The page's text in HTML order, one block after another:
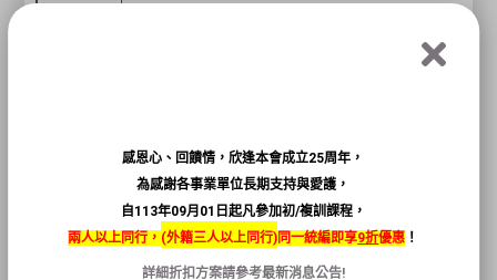
待面議
職業安全管理師、
乙級職業安全衛生管理員、
感恩心、回饋情，欣逢本會成立25周年，
為感謝各事業單位長期支持與愛護，
自113年09月01日起凡參加初/複訓課程，
兩人以上同行， (外籍三人以上同行)同一統編即享9折優惠 ！
詳細折扣方案請參考最新消息公告!